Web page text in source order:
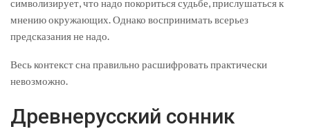
символизирует, что надо покориться судьбе, прислушаться к
мнению окружающих. Однако воспринимать всерьез
предсказания не надо.
Весь контекст сна правильно расшифровать практически
невозможно.
Древнерусский сонник